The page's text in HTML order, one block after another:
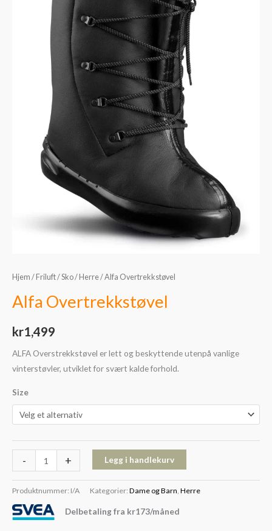
Hjem / Friluft/Sko/ Herre/ Alfa Overtrekkstøvel
Alfa Overtrekkstøvel
kr1,499
ALFA Overstrekkstøvel er lett og beskyttende utenpå vanlige
vinterstøvler, utviklet for svært kalde forhold.
Size
- + Legg i handlekurv
Produktnummer: I/A Kategorier: Dame og Barn Herre
Delbetaling fra kr173/måned